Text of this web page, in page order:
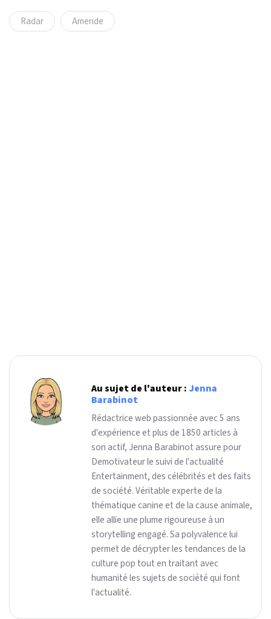
Radar Amende
Au sujet de l'auteur : Jenna
Barabinot
Rédactrice web passionnée avec 5 ans
d'expérience et plus de 1850 articles à
son actif, Jenna Barabinot assure pour
Demotivateur le suivi de l'actualité
Entertainment, des célébrités et des faits
de société. Véritable experte de la
thématique canine et de la cause animale,
elle allie une plume rigoureuse à un
storytelling engagé. Sa polyvalence lui
permet de décrypter les tendances de la
culture pop tout en traitant avec
humanité les sujets de société qui font
l'actualité.